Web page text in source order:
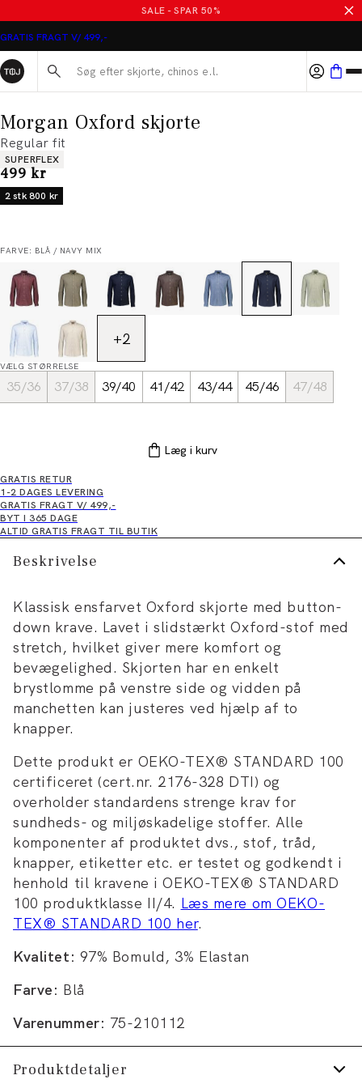
SALE - SPAR 50%
GRATIS FRAGT V/ 499,-
Søg her...
Morgan Oxford skjorte
Regular fit
Produkt egenskaber
SUPERFLEX
I alt (inkl. rabat)
499 kr
2 stk 800 kr
FARVE: BLÅ / NAVY MIX
+2
VÆLG STØRRELSE
35/36 37/38 39/40 41/42 43/44 45/46 47/48
Læg i kurv
GRATIS RETUR
1-2 DAGES LEVERING
GRATIS FRAGT V/ 499,-
BYT I 365 DAGE
ALTID GRATIS FRAGT TIL BUTIK
Beskrivelse
Klassisk ensfarvet Oxford skjorte med button-
down krave. Lavet i slidstærkt Oxford-stof med
stretch, hvilket giver mere komfort og
bevægelighed. Skjorten har en enkelt
brystlomme på venstre side og vidden på
manchetten kan justeres ved hjælp af to
knapper.
Dette produkt er OEKO-TEX® STANDARD 100
certificeret (cert.nr. 2176-328 DTI) og
overholder standardens strenge krav for
sundheds- og miljøskadelige stoffer. Alle
komponenter af produktet dvs., stof, tråd,
knapper, etiketter etc. er testet og godkendt i
henhold til kravene i OEKO-TEX® STANDARD
100 produktklasse II/4. Læs mere om OEKO-
TEX® STANDARD 100 her.
Kvalitet: 97% Bomuld, 3% Elastan
Farve: Blå
Varenummer: 75-210112
Produktdetaljer